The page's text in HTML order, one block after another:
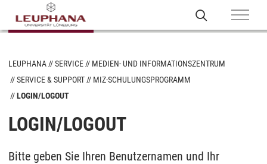
LEUPHANA SERVICE
MEDIEN- UND INFORMATIONSZENTRUM
SERVICE & SUPPORT
MIZ-SCHULUNGSPROGRAMM
LOGIN/LOGOUT
LOGIN/LOGOUT
Bitte geben Sie Ihren Benutzernamen und Ihr